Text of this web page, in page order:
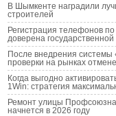
В Шымкенте наградили
строителей
Регистрация телефонов
доверена
После внедрения системы
проверки на рынках
Когда выгодно
1Win: стратегия
Ремонт улицы
начнется в 2026 году